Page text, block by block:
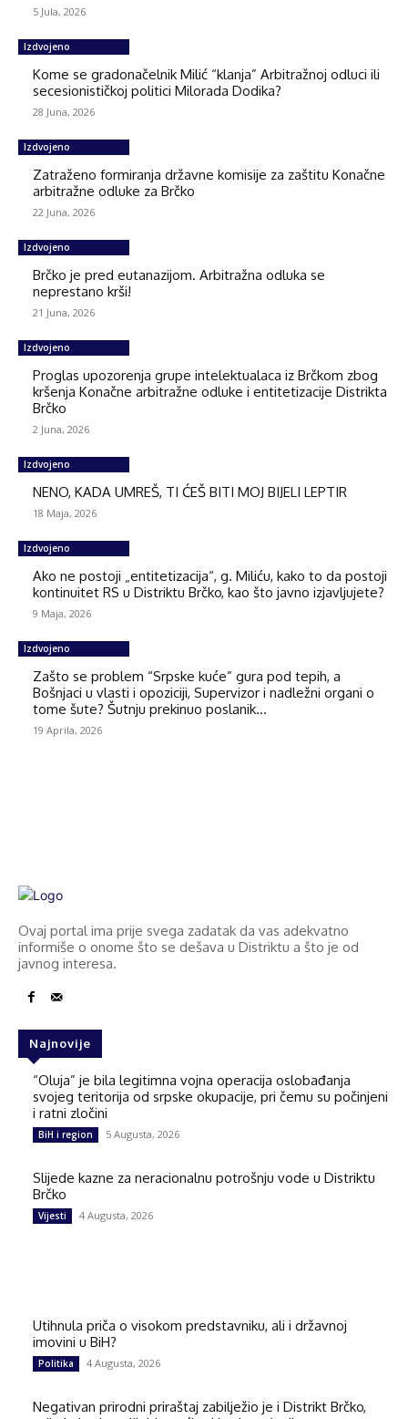
5 Jula, 2026
Izdvojeno
Kome se gradonačelnik Milić “klanja” Arbitražnoj odluci ili
secesionističkoj politici Milorada Dodika?
28 Juna, 2026
Izdvojeno
Zatraženo formiranja državne komisije za zaštitu Konačne
arbitražne odluke za Brčko
22 Juna, 2026
Izdvojeno
Brčko je pred eutanazijom. Arbitražna odluka se
neprestano krši!
21 Juna, 2026
Izdvojeno
Proglas upozorenja grupe intelektualaca iz Brčkom zbog
kršenja Konačne arbitražne odluke i entitetizacije Distrikta
Brčko
2 Juna, 2026
Izdvojeno
NENO, KADA UMREŠ, TI ĆEŠ BITI MOJ BIJELI LEPTIR
18 Maja, 2026
Izdvojeno
Ako ne postoji „entitetizacija“, g. Miliću, kako to da postoji
kontinuitet RS u Distriktu Brčko, kao što javno izjavljujete?
9 Maja, 2026
Izdvojeno
Zašto se problem “Srpske kuće” gura pod tepih, a
Bošnjaci u vlasti i opoziciji, Supervizor i nadležni organi o
tome šute? Šutnju prekinuo poslanik...
19 Aprila, 2026
Ovaj portal ima prije svega zadatak da vas adekvatno
informiše o onome što se dešava u Distriktu a što je od
javnog interesa.
Najnovije
“Oluja” je bila legitimna vojna operacija oslobađanja
svojeg teritorija od srpske okupacije, pri čemu su počinjeni
i ratni zločini
BiH i region 5 Augusta, 2026
Slijede kazne za neracionalnu potrošnju vode u Distriktu
Brčko
Vijesti 4 Augusta, 2026
Utihnula priča o visokom predstavniku, ali i državnoj
imovini u BiH?
Politika 4 Augusta, 2026
Negativan prirodni priraštaj zabilježio je i Distrikt Brčko,